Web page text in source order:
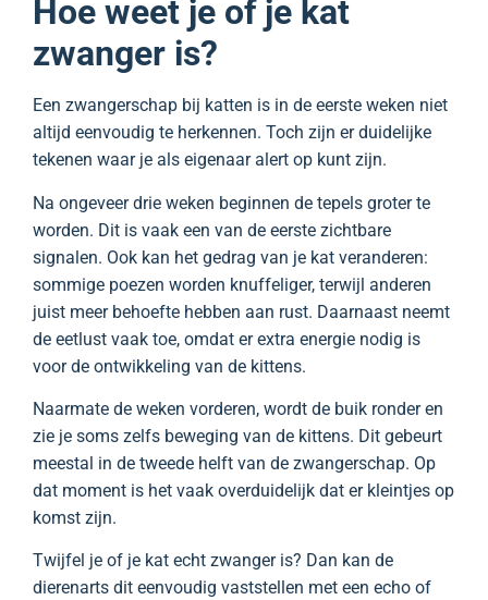
Hoe weet je of je kat
zwanger is?
Een zwangerschap bij katten is in de eerste weken niet
altijd eenvoudig te herkennen. Toch zijn er duidelijke
tekenen waar je als eigenaar alert op kunt zijn.
Na ongeveer drie weken beginnen de tepels groter te
worden. Dit is vaak een van de eerste zichtbare
signalen. Ook kan het gedrag van je kat veranderen:
sommige poezen worden knuffeliger, terwijl anderen
juist meer behoefte hebben aan rust. Daarnaast neemt
de eetlust vaak toe, omdat er extra energie nodig is
voor de ontwikkeling van de kittens.
Naarmate de weken vorderen, wordt de buik ronder en
zie je soms zelfs beweging van de kittens. Dit gebeurt
meestal in de tweede helft van de zwangerschap. Op
dat moment is het vaak overduidelijk dat er kleintjes op
komst zijn.
Twijfel je of je kat echt zwanger is? Dan kan de
dierenarts dit eenvoudig vaststellen met een echo of